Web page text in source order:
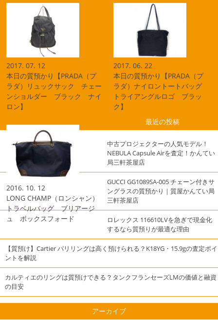
2017. 07. 12
本日の質預かり【PRADA（プ
ラダ）リュックサック チェー
ンショルダー ブラック ナイ
ロン】
2017. 06. 22
本日の質預かり【PRADA（プ
ラダ）ナイロントートバッグ
トライアングルロゴ ブラッ
ク】
2016. 10. 12
LONG CHAMP（ロンシャン）
トラベルバッグ ブリアージ
ュ ボックスフォード
最近の投稿
中古プロジェクターの人気モデル！
NEBULA Capsule Airを査定！かんてい
局三軒茶屋店
GUCCI GG1089SA-005 チェーン付きサ
ングラスの質預かり｜質屋かんてい局
三軒茶屋店
ロレックス 116610LVを急ぎで現金化
するなら質預りが最適な理由
【質預け】Cartier パリリングは高く預けられる？K18YG・15.9gの査定ポイ
ントを解説
カルティエのリングは質預けできる？タンクフランセーズLMの価値と融資
の目安
アーカイブ